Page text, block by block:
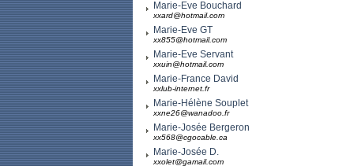
Marie-Eve Bouchard
xxard@hotmail.com
Marie-Eve GT
xx855@hotmail.com
Marie-Eve Servant
xxuin@hotmail.com
Marie-France David
xxlub-internet.fr
Marie-Hélène Souplet
xxne26@wanadoo.fr
Marie-Josée Bergeron
xx568@cgocable.ca
Marie-Josée D.
xxolet@gamail.com